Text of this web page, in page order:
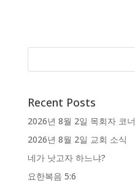
Recent Posts
2026년 8월 2일 목회자 코너
2026년 8월 2일 교회 소식
네가 낫고자 하느냐?
요한복음 5:6